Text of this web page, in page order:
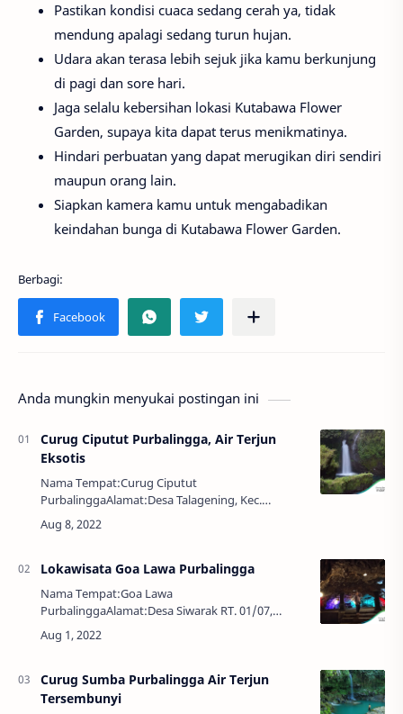
Pastikan kondisi cuaca sedang cerah ya, tidak
mendung apalagi sedang turun hujan.
Udara akan terasa lebih sejuk jika kamu berkunjung
di pagi dan sore hari.
Jaga selalu kebersihan lokasi Kutabawa Flower
Garden, supaya kita dapat terus menikmatinya.
Hindari perbuatan yang dapat merugikan diri sendiri
maupun orang lain.
Siapkan kamera kamu untuk mengabadikan
keindahan bunga di Kutabawa Flower Garden.
Anda mungkin menyukai postingan ini
Curug Ciputut Purbalingga, Air Terjun
Eksotis
Nama Tempat:Curug Ciputut
PurbalinggaAlamat:Desa Talagening, Kec.
Bobotsari, Kabupaten Purbalingga, Jawa Tengah
53352Harga Tiket:Rp. 5.000,-Ekonomi dan Bisnis,
Lokawisata Goa Lawa Purbalingga
Nama Tempat:Goa Lawa
PurbalinggaAlamat:Desa Siwarak RT. 01/07,
Karangreja, Dusun IV, Siwarak, Purbalingga,
Kabupaten Purbalingga, Jawa Tengah 53357Tiket
Curug Sumba Purbalingga Air Terjun
Tersembunyi